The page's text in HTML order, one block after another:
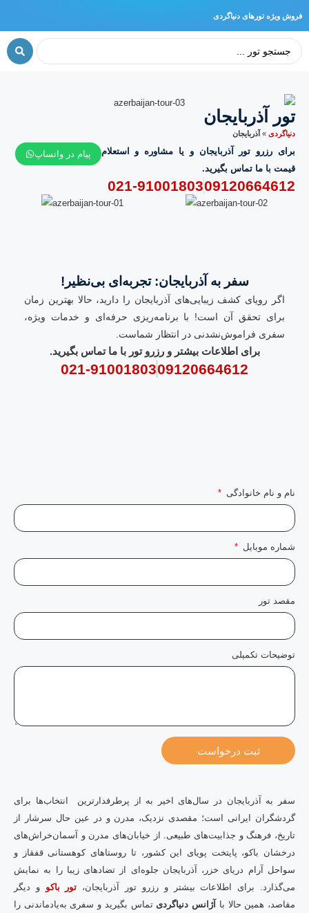
فروش ویژه تورهای دنیاگردی
تور آذربایجان
دنیا‌گردی » آذربایجان
برای رزرو تور آذربایجان و یا مشاوره و استعلام
قیمت با ما تماس بگیرید.
پیام در واتساپ
09120664612
021-91001803
سفر به آذربایجان: تجربه‌ای بی‌نظیر!
اگر رویای کشف زیبایی‌های آذربایجان را دارید، حالا بهترین زمان
برای تحقق آن است! با برنامه‌ریزی حرفه‌ای و خدمات ویژه،
سفری فراموش‌نشدنی در انتظار شماست.
برای اطلاعات بیشتر و رزرو تور با ما تماس بگیرید.
09120664612
021-91001803
نام و نام خانوادگی
شماره موبایل
مقصد تور
توضیحات تکمیلی
ثبت درخواست
سفر به آذربایجان در سال‌های اخیر به از پرطرفدارترین انتخاب‌ها برای
گردشگران ایرانی است؛ مقصدی نزدیک، مدرن و در عین حال سرشار از
تاریخ، فرهنگ و جذابیت‌های طبیعی. از خیابان‌های مدرن و آسمان‌خراش‌های
درخشان باکو، پایتخت پویای این کشور، تا روستاهای کوهستانی قفقاز و
سواحل آرام دریای خزر، آذربایجان جلوه‌ای از تضادهای زیبا را به نمایش
می‌گذارد. برای اطلاعات بیشتر و رزرو تور آذربایجان، تور باکو و دیگر
مقاصد، همین حالا با آژانس دنیاگردی تماس بگیرید و سفری به‌یادماندنی را